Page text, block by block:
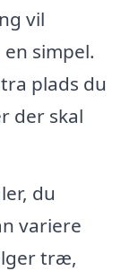
vil
simpel.
plads du
der skal
du
variere
træ,